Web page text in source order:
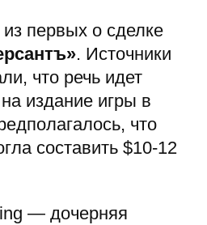
первых о сделке
. Источники
что речь идет
издание игры в
что
составить $10-12
— дочерняя